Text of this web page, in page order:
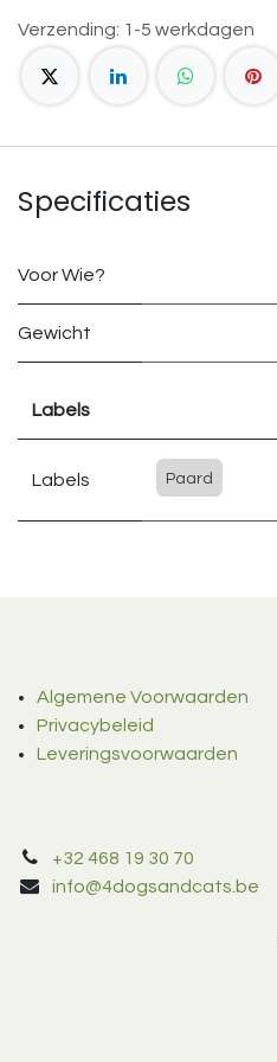
Verzending: 1-5 werkdagen
Specificaties
Voor Wie?
Gewicht
Labels
Labels Paard
Algemene Voorwaarden
Privacybeleid
Leveringsvoorwaarden
+32 468 19 30 70
info@4dogsandcats.be